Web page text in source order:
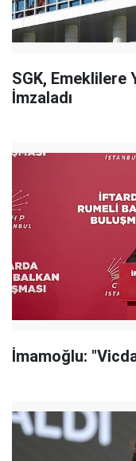
SGK, Emeklilere
İmzaladı
İmamoğlu: